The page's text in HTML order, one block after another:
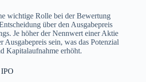
wichtige Rolle bei der Bewertung
über den Ausgabepreis
Je höher der Nennwert einer Aktie
Ausgabepreis sein, was das Potenzial
Kapitalaufnahme erhöht.